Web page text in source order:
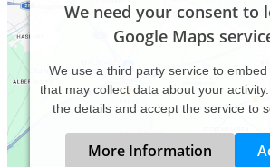
We need your consent to
Google Maps
We use a third party service to
that may collect data about your
the details and accept the service to
More Information